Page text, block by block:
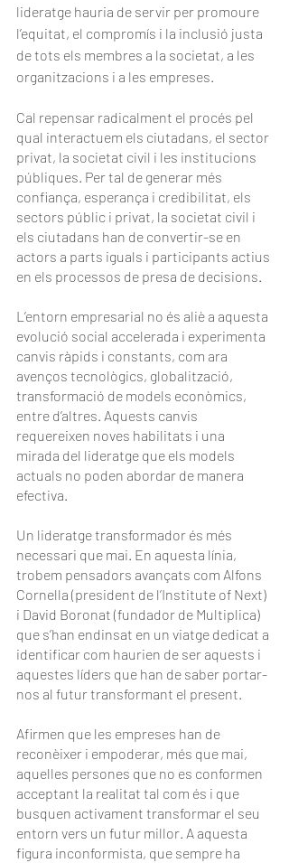
lideratge hauria de servir per promoure
l’equitat, el compromís i la inclusió justa
de tots els membres a la societat, a les
organitzacions i a les empreses.
Cal repensar radicalment el procés pel
qual interactuem els ciutadans, el sector
privat, la societat civil i les institucions
públiques. Per tal de generar més
confiança, esperança i credibilitat, els
sectors públic i privat, la societat civil i
els ciutadans han de convertir-se en
actors a parts iguals i participants actius
en els processos de presa de decisions.
L’entorn empresarial no és aliè a aquesta
evolució social accelerada i experimenta
canvis ràpids i constants, com ara
avenços tecnològics, globalització,
transformació de models econòmics,
entre d’altres. Aquests canvis
requereixen noves habilitats i una
mirada del lideratge que els models
actuals no poden abordar de manera
efectiva.
Un lideratge transformador és més
necessari que mai. En aquesta línia,
trobem pensadors avançats com Alfons
Cornella (president de l’Institute of Next)
i David Boronat (fundador de Multiplica)
que s’han endinsat en un viatge dedicat a
identificar com haurien de ser aquests i
aquestes líders que han de saber portar-
nos al futur transformant el present.
Afirmen que les empreses han de
reconèixer i empoderar, més que mai,
aquelles persones que no es conformen
acceptant la realitat tal com és i que
busquen activament transformar el seu
entorn vers un futur millor. A aquesta
figura inconformista, que sempre ha